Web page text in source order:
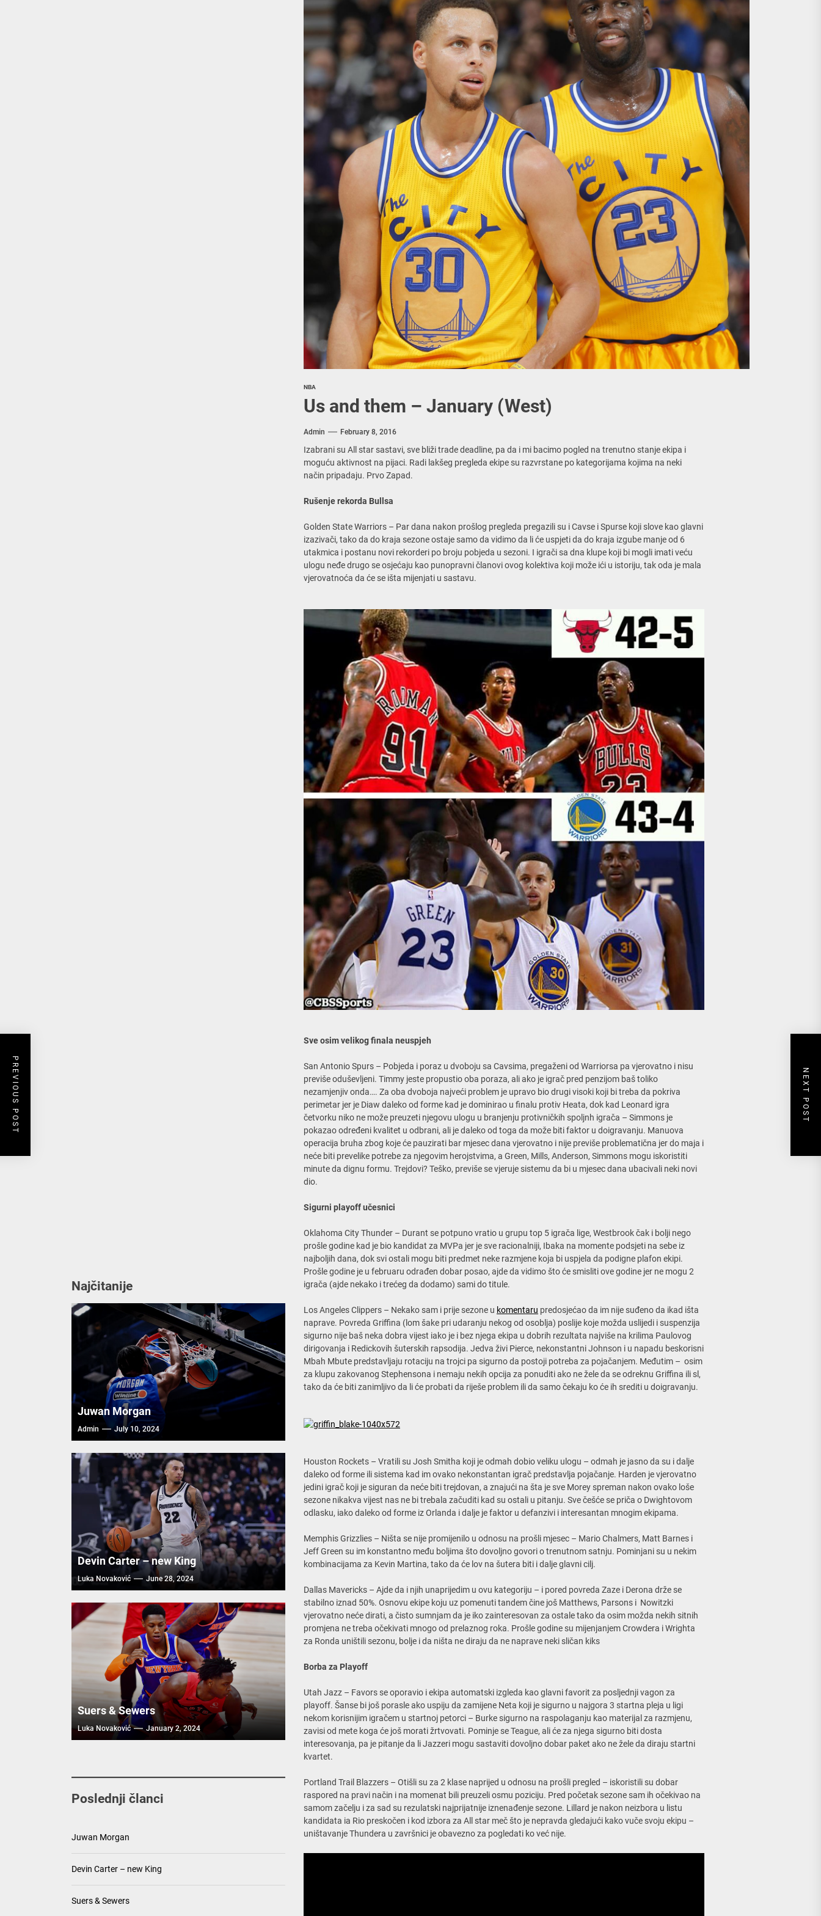
Trash Talk – Fiba WC
FIBA Basketball WC – Crna Gora
FIBA Basketball WC – Canada
FIBA Basketball WC – Avengers
NBA
Us and them – January (West)
Admin February 8, 2016
Izabrani su All star sastavi, sve bliži trade deadline, pa da i mi bacimo pogled na trenutno stanje ekipa i
moguću aktivnost na pijaci. Radi lakšeg pregleda ekipe su razvrstane po kategorijama kojima na neki
način pripadaju. Prvo Zapad.
Rušenje rekorda Bullsa
Golden State Warriors – Par dana nakon prošlog pregleda pregazili su i Cavse i Spurse koji slove kao glavni
izazivači, tako da do kraja sezone ostaje samo da vidimo da li će uspjeti da do kraja izgube manje od 6
utakmica i postanu novi rekorderi po broju pobjeda u sezoni. I igrači sa dna klupe koji bi mogli imati veću
ulogu neđe drugo se osjećaju kao punopravni članovi ovog kolektiva koji može ići u istoriju, tak oda je mala
vjerovatnoća da će se išta mijenjati u sastavu.
Sve osim velikog finala neuspjeh
San Antonio Spurs – Pobjeda i poraz u dvoboju sa Cavsima, pregaženi od Warriorsa pa vjerovatno i nisu
previše oduševljeni. Timmy jeste propustio oba poraza, ali ako je igrač pred penzijom baš toliko
nezamjenjiv onda…. Za oba dvoboja najveći problem je upravo bio drugi visoki koji bi treba da pokriva
perimetar jer je Diaw daleko od forme kad je dominirao u finalu protiv Heata, dok kad Leonard igra
četvorku niko ne može preuzeti njegovu ulogu u branjenju protivničkih spoljnh igrača – Simmons je
pokazao određeni kvalitet u odbrani, ali je daleko od toga da može biti faktor u doigravanju. Manuova
operacija bruha zbog koje će pauzirati bar mjesec dana vjerovatno i nije previše problematična jer do maja i
neće biti prevelike potrebe za njegovim herojstvima, a Green, Mills, Anderson, Simmons mogu iskoristiti
minute da dignu formu. Trejdovi? Teško, previše se vjeruje sistemu da bi u mjesec dana ubacivali neki novi
dio.
Sigurni playoff učesnici
Oklahoma City Thunder – Durant se potpuno vratio u grupu top 5 igrača lige, Westbrook čak i bolji nego
prošle godine kad je bio kandidat za MVPa jer je sve racionalniji, Ibaka na momente podsjeti na sebe iz
najboljih dana, dok svi ostali mogu biti predmet neke razmjene koja bi uspjela da podigne plafon ekipi.
Prošle godine je u februaru odrađen dobar posao, ajde da vidimo što će smisliti ove godine jer ne mogu 2
igrača (ajde nekako i trećeg da dodamo) sami do titule.
Los Angeles Clippers – Nekako sam i prije sezone u komentaru predosjećao da im nije suđeno da ikad išta
naprave. Povreda Griffina (lom šake pri udaranju nekog od osoblja) poslije koje možda uslijedi i suspenzija
sigurno nije baš neka dobra vijest iako je i bez njega ekipa u dobrih rezultata najviše na krilima Paulovog
dirigovanja i Redickovih šuterskih rapsodija. Jedva živi Pierce, nekonstantni Johnson i u napadu beskorisni
Mbah Mbute predstavljaju rotaciju na trojci pa sigurno da postoji potreba za pojačanjem. Međutim – osim
za klupu zakovanog Stephensona i nemaju nekih opcija za ponuditi ako ne žele da se odreknu Griffina ili sl,
tako da će biti zanimljivo da li će probati da riješe problem ili da samo čekaju ko će ih srediti u doigravanju.
Houston Rockets – Vratili su Josh Smitha koji je odmah dobio veliku ulogu – odmah je jasno da su i dalje
daleko od forme ili sistema kad im ovako nekonstantan igrač predstavlja pojačanje. Harden je vjerovatno
jedini igrač koji je siguran da neće biti trejdovan, a znajući na šta je sve Morey spreman nakon ovako loše
sezone nikakva vijest nas ne bi trebala začuditi kad su ostali u pitanju. Sve češće se priča o Dwightovom
odlasku, iako daleko od forme iz Orlanda i dalje je faktor u defanzivi i interesantan mnogim ekipama.
Memphis Grizzlies – Ništa se nije promijenilo u odnosu na prošli mjesec – Mario Chalmers, Matt Barnes i
Jeff Green su im konstantno među boljima što dovoljno govori o trenutnom satnju. Pominjani su u nekim
kombinacijama za Kevin Martina, tako da će lov na šutera biti i dalje glavni cilj.
Dallas Mavericks – Ajde da i njih unaprijedim u ovu kategoriju – i pored povreda Zaze i Derona drže se
stabilno iznad 50%. Osnovu ekipe koju uz pomenuti tandem čine još Matthews, Parsons i Nowitzki
vjerovatno neće dirati, a čisto sumnjam da je iko zainteresovan za ostale tako da osim možda nekih sitnih
promjena ne treba očekivati mnogo od prelaznog roka. Prošle godine su mijenjanjem Crowdera i Wrighta
za Ronda uništili sezonu, bolje i da ništa ne diraju da ne naprave neki sličan kiks
Borba za Playoff
Utah Jazz – Favors se oporavio i ekipa automatski izgleda kao glavni favorit za posljednji vagon za
playoff. Šanse bi još porasle ako uspiju da zamijene Neta koji je sigurno u najgora 3 startna pleja u ligi
nekom korisnijim igračem u startnoj petorci – Burke sigurno na raspolaganju kao materijal za razmjenu,
zavisi od mete koga će još morati žrtvovati. Pominje se Teague, ali će za njega sigurno biti dosta
interesovanja, pa je pitanje da li Jazzeri mogu sastaviti dovoljno dobar paket ako ne žele da diraju startni
kvartet.
Portland Trail Blazzers – Otišli su za 2 klase naprijed u odnosu na prošli pregled – iskoristili su dobar
raspored na pravi način i na momenat bili preuzeli osmu poziciju. Pred početak sezone sam ih očekivao na
samom začelju i za sad su rezulatski najprijatnije iznenađenje sezone. Lillard je nakon neizbora u listu
kandidata ia Rio preskočen i kod izbora za All star meč što je nepravda gledajući kako vuče svoju ekipu –
uništavanje Thundera u završnici je obavezno za pogledati ko već nije.
PREVIOUS POST NEXT POST